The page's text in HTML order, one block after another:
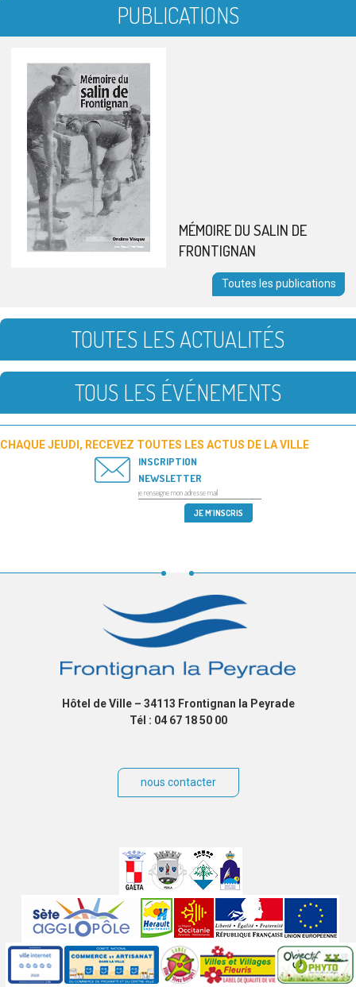
PUBLICATIONS
MÉMOIRE DU SALIN DE
FRONTIGNAN
Toutes les publications
TOUTES LES ACTUALITÉS
TOUS LES ÉVÉNEMENTS
CHAQUE JEUDI, RECEVEZ TOUTES LES ACTUS DE LA VILLE
INSCRIPTION
NEWSLETTER
Hôtel de Ville – 34113 Frontignan la Peyrade
Tél : 04 67 18 50 00
nous contacter
partenaires
Labels